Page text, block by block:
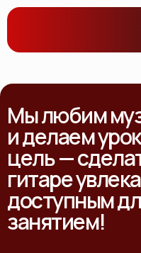
Мы любим
и делаем
цель —
гитаре
доступным
занятием!